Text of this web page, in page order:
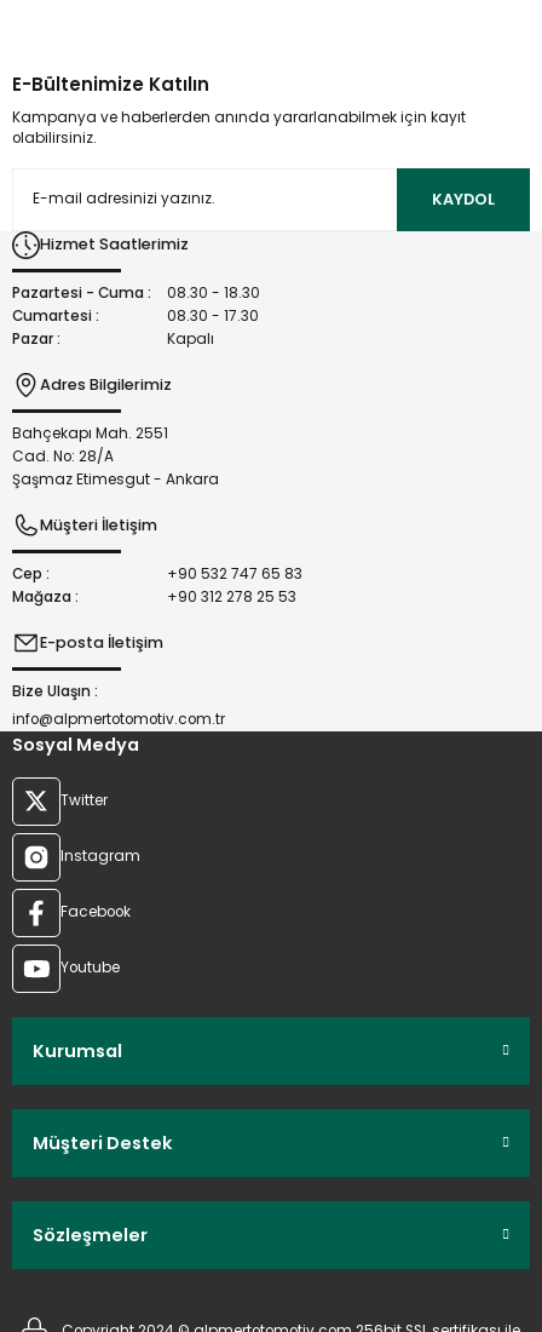
kullanarak tarafımıza iletebilirsiniz.
Görüş ve önerileriniz için teşekkür ederiz.
Ürün açıklamasında eksik bilgiler bulunuyor.
Bu ürüne benzer farklı alternatifler olmalı.
E-Bültenimize Katılın
Kampanya ve haberlerden anında yararlanabilmek için kayıt
olabilirsiniz.
KAYDOL
Hizmet Saatlerimiz
Pazartesi - Cuma :
08.30 - 18.30
Cumartesi :
08.30 - 17.30
Pazar :
Kapalı
Adres Bilgilerimiz
Bahçekapı Mah. 2551
Cad. No: 28/A
Şaşmaz Etimesgut - Ankara
Müşteri İletişim
Cep :
+90 532 747 65 83
Mağaza :
+90 312 278 25 53
E-posta İletişim
Bize Ulaşın :
info@alpmertotomotiv.com.tr
Sosyal Medya
Twitter
Instagram
Facebook
Youtube
Kurumsal
Müşteri Destek
Sözleşmeler